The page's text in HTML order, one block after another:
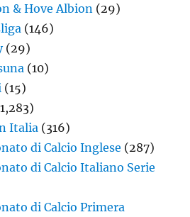
& Hove Albion (29)
(146)
(29)
(10)
(15)
Italia (316)
di Calcio Inglese (287)
di Calcio Italiano Serie
di Calcio Primera